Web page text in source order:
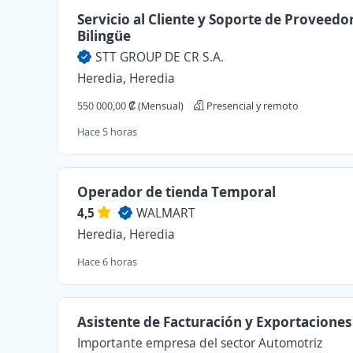
Servicio al Cliente y Soporte de
Bilingüe
STT GROUP DE CR S.A.
Heredia, Heredia
550 000,00 ₡ (Mensual)
Presencial y remoto
Hace 5 horas
Operador de tienda Temporal
4,5
WALMART
Heredia, Heredia
Hace 6 horas
Asistente de Facturación y Exportaciones
Importante empresa del sector Automotriz